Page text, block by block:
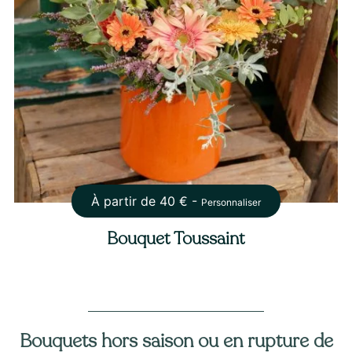
À partir de 40 € - Personnaliser
Bouquet Toussaint
Bouquets hors saison ou en rupture de